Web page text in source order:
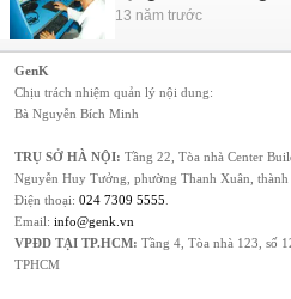
13 năm trước
GenK
Chịu trách nhiệm quản lý nội dung:
Bà Nguyễn Bích Minh
TRỤ SỞ HÀ NỘI: Tầng 22, Tòa nhà Center
Nguyễn Huy Tưởng, phường Thanh Xuân,
Điện thoại: 024 7309 5555
Email: info@genk.vn
VPĐD TẠI TP.HCM: Tầng 4, Tòa nhà 123, số
TPHCM